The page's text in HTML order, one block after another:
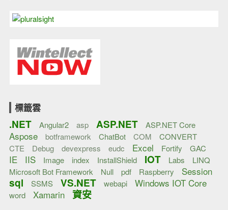
標籤雲
.NET Angular2 asp ASP.NET ASP.NET Core
Aspose botframework ChatBot COM
CONVERT
CTE
Debug devexpress eudc Excel Fortify GAC
IE IIS Image index InstallShield IOT Labs
LINQ
Microsoft Bot Framework
Null pdf Raspberry Session
sql SSMS VS.NET webapi Windows IOT Core
word Xamarin 資安